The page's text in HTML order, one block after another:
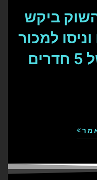
ביקש
וניסו למכור